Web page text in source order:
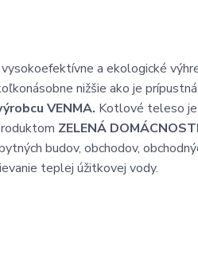
a ekologické
nižšie ako je
VENMA. Kotlové teleso
ZELENÁ
budov, obchodov,
teplej úžitkovej vody.